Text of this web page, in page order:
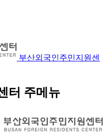
부산외국인주민지원센
터 주메뉴